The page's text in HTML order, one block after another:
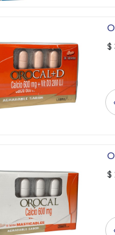
$
$